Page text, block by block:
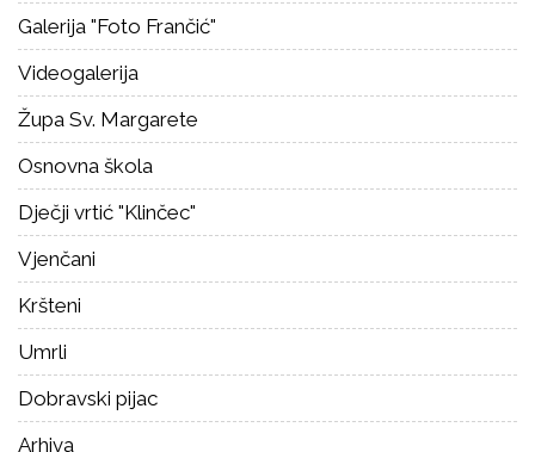
Galerija "Foto Frančić"
Videogalerija
Župa Sv. Margarete
Osnovna škola
Dječji vrtić "Klinčec"
Vjenčani
Kršteni
Umrli
Dobravski pijac
Arhiva